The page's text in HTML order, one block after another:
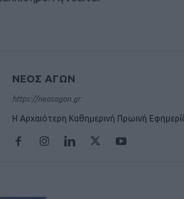
ΝΕΟΣ ΑΓΩΝ
https://neosagon.gr
Η Αρχαιότερη Καθημερινή Πρωινή